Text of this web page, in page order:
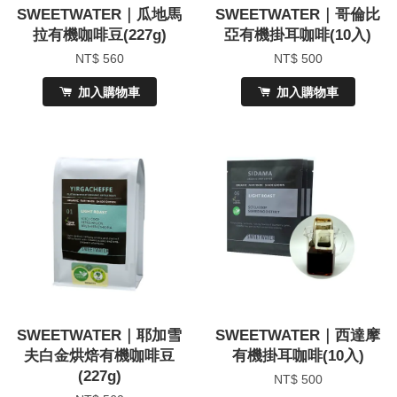
SWEETWATER｜瓜地馬
拉有機咖啡豆(227g)
NT$ 560
加入購物車
SWEETWATER｜哥倫比
亞有機掛耳咖啡(10入)
NT$ 500
加入購物車
SWEETWATER｜耶加雪
夫白金烘焙有機咖啡豆
(227g)
SWEETWATER｜西達摩
有機掛耳咖啡(10入)
NT$ 500